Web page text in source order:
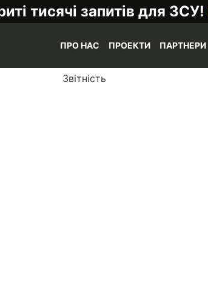
тисячі запитів для ЗСУ!
ПРО НАС ПРОЕКТИ ПАРТНЕРИ
Звітність